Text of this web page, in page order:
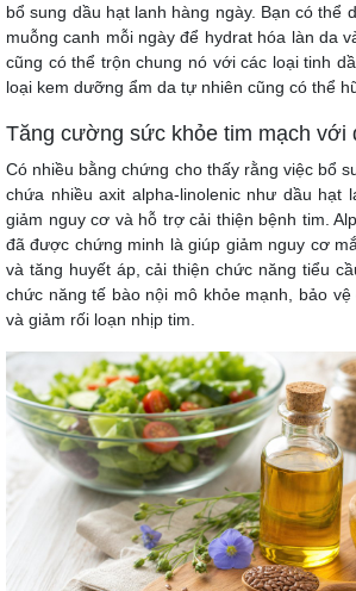
bổ sung dầu hạt lanh hàng ngày. Bạn có thể
muỗng canh mỗi ngày để hydrat hóa làn da
cũng có thể trộn chung nó với các loại tinh
loại kem dưỡng ẩm da tự nhiên cũng có thể
Tăng cường sức khỏe tim mạch với
Có nhiều bằng chứng cho thấy rằng việc bổ
chứa nhiều axit alpha-linolenic như dầu hạt
giảm nguy cơ và hỗ trợ cải thiện bệnh tim.
đã được chứng minh là giúp giảm nguy cơ
và tăng huyết áp, cải thiện chức năng tiểu
chức năng tế bào nội mô khỏe mạnh, bảo
và giảm rối loạn nhịp tim.